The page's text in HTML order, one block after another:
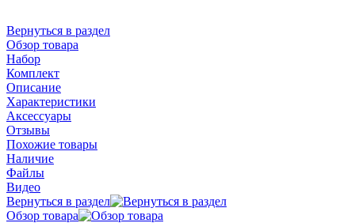
Вернуться в раздел
Обзор товара
Набор
Комплект
Описание
Характеристики
Аксессуары
Отзывы
Похожие товары
Наличие
Файлы
Видео
Вернуться в раздел
Обзор товара